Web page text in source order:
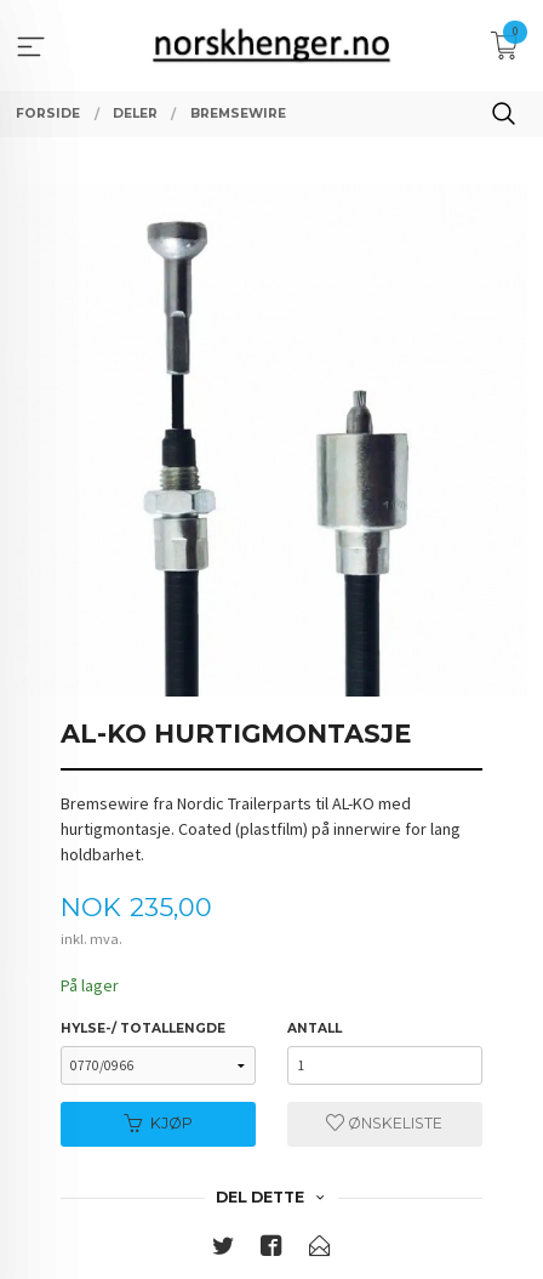
innholdet
0
FORSIDE DELER BREMSEWIRE
AL-KO HURTIGMONTASJE
Bremsewire fra Nordic Trailerparts til AL-KO med
hurtigmontasje. Coated (plastfilm) på innerwire for lang
holdbarhet.
Pris
NOK 235,00
inkl. mva.
På lager
HYLSE-/ TOTALLENGDE ANTALL
KJØP ØNSKELISTE
DEL DETTE